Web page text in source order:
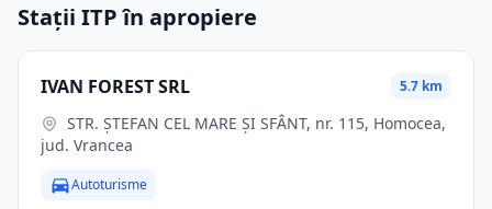
Stații ITP în apropiere
IVAN FOREST SRL 5.7 km
jud. Vrancea
Autoturisme